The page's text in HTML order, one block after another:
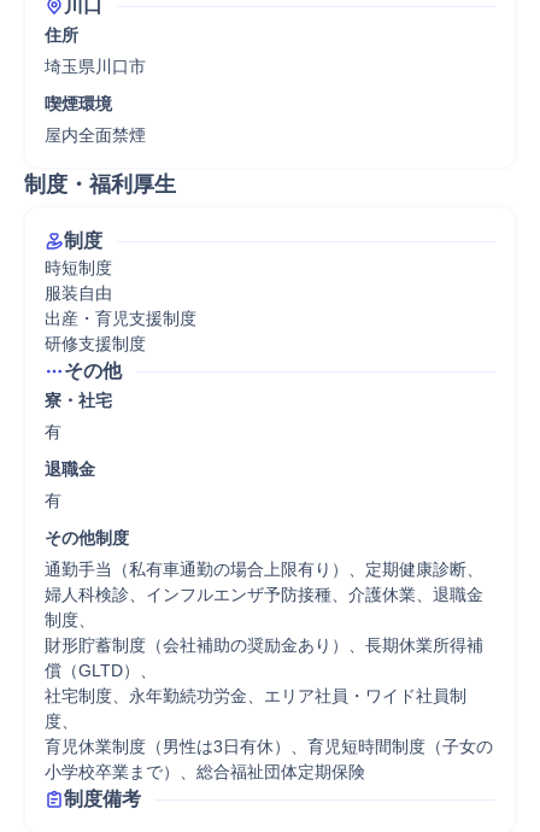
川口
住所
埼玉県川口市
喫煙環境
屋内全面禁煙
制度・福利厚生
制度
時短制度
服装自由
出産・育児支援制度
研修支援制度
その他
寮・社宅
有
退職金
有
その他制度
通勤手当（私有車通勤の場合上限有り）、定期健康診断、
婦人科検診、インフルエンザ予防接種、介護休業、退職金
制度、
財形貯蓄制度（会社補助の奨励金あり）、長期休業所得補
償（GLTD）、
社宅制度、永年勤続功労金、エリア社員・ワイド社員制
度、
育児休業制度（男性は3日有休）、育児短時間制度（子女の
小学校卒業まで）、総合福祉団体定期保険
制度備考